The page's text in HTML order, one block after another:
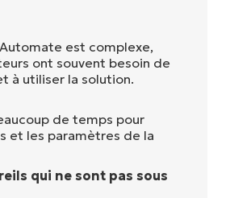
est complexe,
ont souvent besoin de
à utiliser la solution.
de temps pour
et les paramètres de la
qui ne sont pas sous